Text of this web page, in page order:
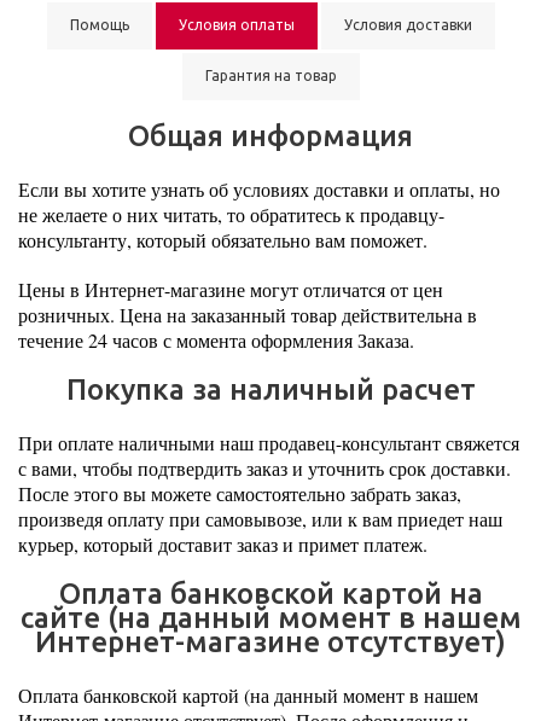
Помощь Условия оплаты Условия доставки
Гарантия на товар
Общая информация
Если вы хотите узнать об условиях доставки и оплаты, но
не желаете о них читать, то обратитесь к продавцу-
консультанту, который обязательно вам поможет.
Цены в Интернет-магазине могут отличатся от цен
розничных. Цена на заказанный товар действительна в
течение 24 часов с момента оформления Заказа.
Покупка за наличный расчет
При оплате наличными наш продавец-консультант свяжется
с вами, чтобы подтвердить заказ и уточнить срок доставки.
После этого вы можете самостоятельно забрать заказ,
произведя оплату при самовывозе, или к вам приедет наш
курьер, который доставит заказ и примет платеж.
Оплата банковской картой на
сайте (на данный момент в нашем
Интернет-магазине отсутствует)
Оплата банковской картой (на данный момент в нашем